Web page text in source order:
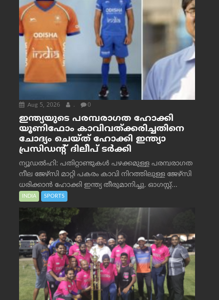
Aug 5, 2026 . 0
ഇന്ത്യയുടെ പരമ്പരാഗത ഹോക്കി
യൂണിഫോം കാവിവത്ക്കരിച്ചതിനെ
ചോദ്യം ചെയ്ത് ഹോക്കി ഇന്ത്യാ
പ്രസിഡന്റ് ദിലീപ് ടര്‍ക്കി
ന്യൂഡൽഹി: പതിറ്റാണ്ടുകൾ പഴക്കമുള്ള പരമ്പരാഗത
നീല ജേഴ്‌സി മാറ്റി പകരം കാവി നിറത്തിലുള്ള ജേഴ്‌സി
ധരിക്കാൻ ഹോക്കി ഇന്ത്യ തീരുമാനിച്ചു. ഓഗസ്റ്റ്...
INDIA SPORTS